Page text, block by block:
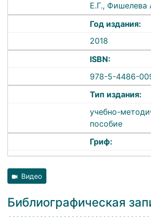
Е.Г., Фишелева
Год издания:
2018
ISBN:
978-5-4486-
Тип издания:
учебно-
пособие
Гриф:
Видео
Библиографическая